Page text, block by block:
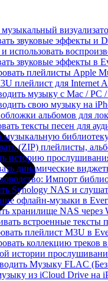
звуковые эффекты и
использовать
звуковые эффекты в
плейлисты Apple
плейлист для Internet
музыку с Mac /
свою музыку на
альбомов для
тексты песен для
музыкальную
(ZIP) плейлисты,
историю
динамические
Импорт
Synology NAS и
офлайн-музыки в
хранилище NAS через
встроенные
плейлист M3U в
коллекцию
истории
Музыку FLAC
из iCloud Drive на